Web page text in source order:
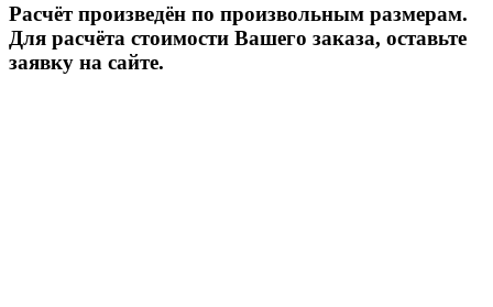
Расчёт произведён по произвольным размерам.
Для расчёта стоимости Вашего заказа, оставьте
заявку на сайте.